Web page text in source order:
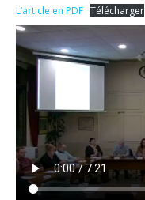
L’article en PDF Télécharger